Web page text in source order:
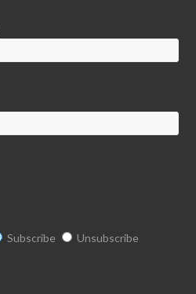
Subscribe Unsubscribe